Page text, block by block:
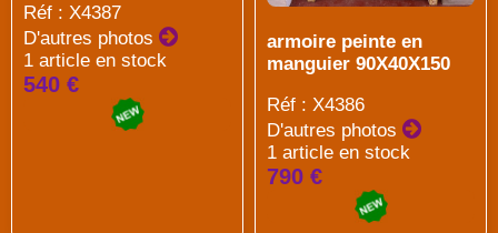
Réf : X4387
D'autres photos
1 article en stock
540 €
armoire peinte en
manguier 90X40X150
Réf : X4386
D'autres photos
1 article en stock
790 €